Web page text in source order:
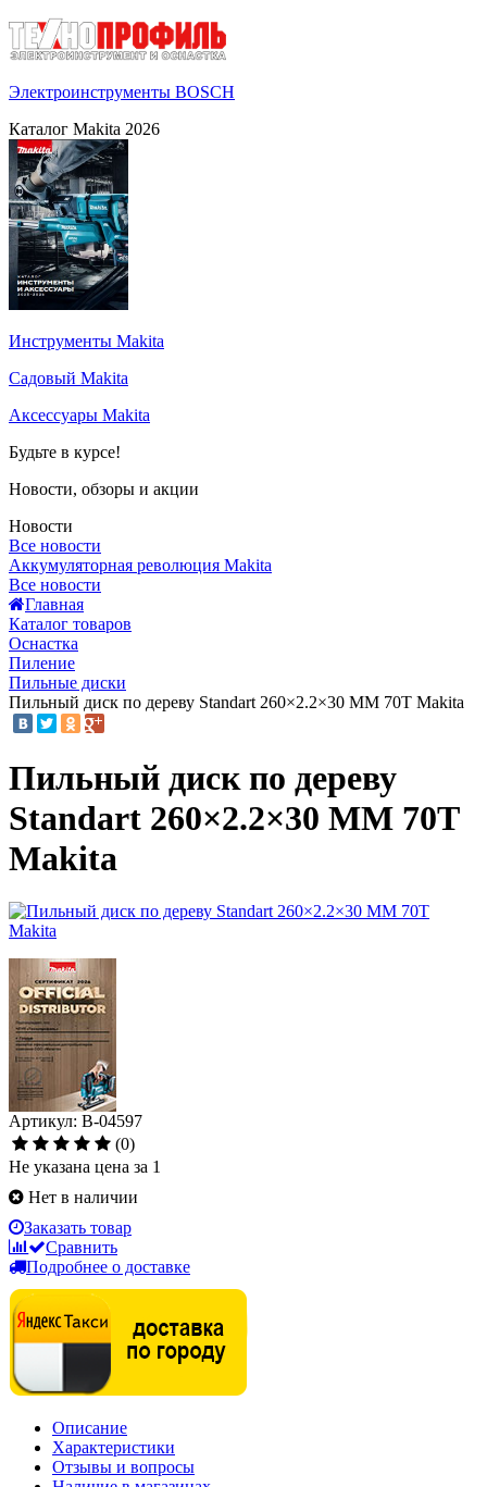
Электроинструменты BOSCH
Каталог Makita 2026
Инструменты Makita
Садовый Makita
Аксессуары Makita
Будьте в курсе!
Новости, обзоры и акции
Новости
Все новости
Аккумуляторная революция Makita
Все новости
Главная
Каталог товаров
Оснастка
Пиление
Пильные диски
Пильный диск по дереву Standart 260×2.2×30 ММ 70T Makita
Пильный диск по дереву
Standart 260×2.2×30 ММ 70T
Makita
Артикул: B-04597
(0)
Не указана цена за 1
Нет в наличии
Заказать товар
Сравнить
Подробнее о доставке
Описание
Характеристики
Отзывы и вопросы